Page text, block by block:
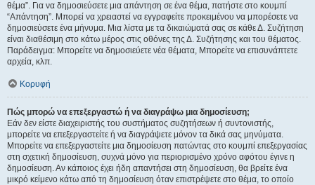
θέμα”. Για να δημοσιεύσετε μια απάντηση σε ένα θέμα, πατήστε στο κουμπί
“Απάντηση”. Μπορεί να χρειαστεί να εγγραφείτε προκειμένου να μπορέσετε να
δημοσιεύσετε ένα μήνυμα. Μια λίστα με τα δικαιώματά σας σε κάθε Δ. Συζήτηση
είναι διαθέσιμη στο κάτω μέρος στις οθόνες της Δ. Συζήτησης και του θέματος.
Παράδειγμα: Μπορείτε να δημοσιεύετε νέα θέματα, Μπορείτε να επισυνάπτετε
αρχεία, κλπ.
Κορυφή
Πώς μπορώ να επεξεργαστώ ή να διαγράψω μια δημοσίευση;
Εάν δεν είστε διαχειριστής του συστήματος συζητήσεων ή συντονιστής,
μπορείτε να επεξεργαστείτε ή να διαγράψετε μόνον τα δικά σας μηνύματα.
Μπορείτε να επεξεργαστείτε μια δημοσίευση πατώντας στο κουμπί επεξεργασίας
στη σχετική δημοσίευση, συχνά μόνο για περιορισμένο χρόνο αφότου έγινε η
δημοσίευση. Αν κάποιος έχει ήδη απαντήσει στη δημοσίευση, θα βρείτε ένα
μικρό κείμενο κάτω από τη δημοσίευση όταν επιστρέψετε στο θέμα, το οποίο